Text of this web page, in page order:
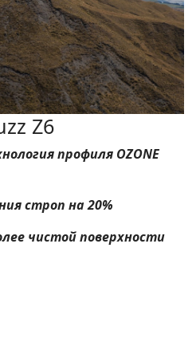
Z6
профиля OZONE
строп на 20%
чистой поверхности